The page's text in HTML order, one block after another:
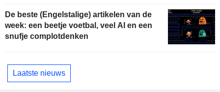
De beste (Engelstalige) artikelen van de
week: een beetje voetbal, veel AI en een
snufje complotdenken
Laatste nieuws